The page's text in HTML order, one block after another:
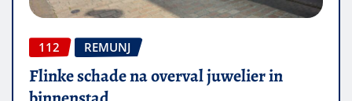
112 REMUNJ
Flinke schade na overval juwelier in